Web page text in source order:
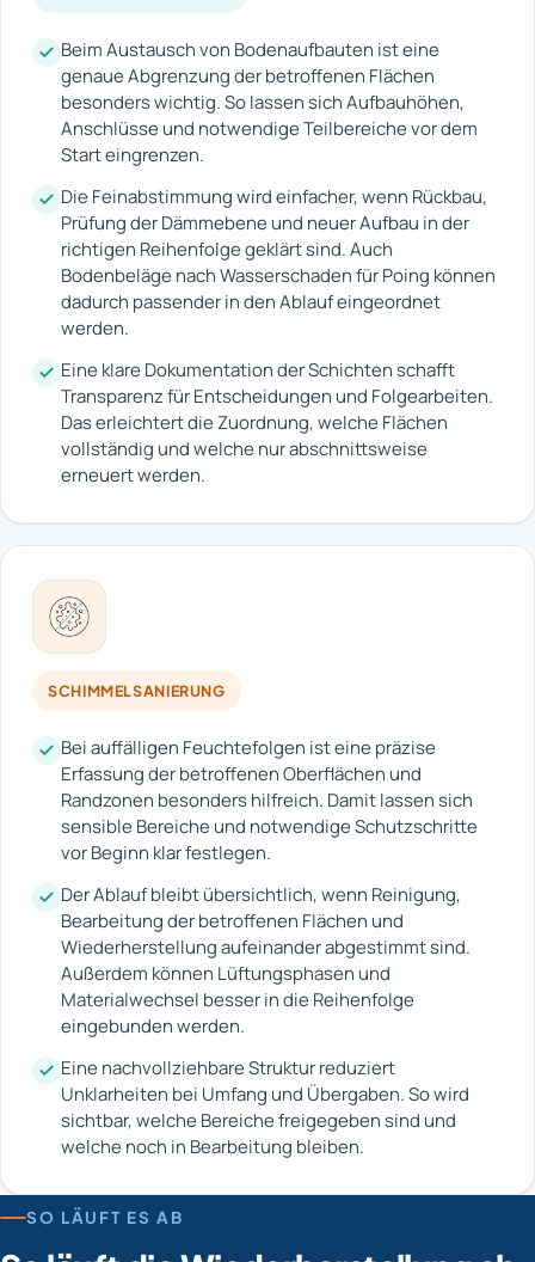
Beim Austausch von Bodenaufbauten ist eine
genaue Abgrenzung der betroffenen Flächen
besonders wichtig. So lassen sich Aufbauhöhen,
Anschlüsse und notwendige Teilbereiche vor dem
Start eingrenzen.
Die Feinabstimmung wird einfacher, wenn Rückbau,
Prüfung der Dämmebene und neuer Aufbau in der
richtigen Reihenfolge geklärt sind. Auch
Bodenbeläge nach Wasserschaden für Poing können
dadurch passender in den Ablauf eingeordnet
werden.
Eine klare Dokumentation der Schichten schafft
Transparenz für Entscheidungen und Folgearbeiten.
Das erleichtert die Zuordnung, welche Flächen
vollständig und welche nur abschnittsweise
erneuert werden.
SCHIMMELSANIERUNG
Bei auffälligen Feuchtefolgen ist eine präzise
Erfassung der betroffenen Oberflächen und
Randzonen besonders hilfreich. Damit lassen sich
sensible Bereiche und notwendige Schutzschritte
vor Beginn klar festlegen.
Der Ablauf bleibt übersichtlich, wenn Reinigung,
Bearbeitung der betroffenen Flächen und
Wiederherstellung aufeinander abgestimmt sind.
Außerdem können Lüftungsphasen und
Materialwechsel besser in die Reihenfolge
eingebunden werden.
Eine nachvollziehbare Struktur reduziert
Unklarheiten bei Umfang und Übergaben. So wird
sichtbar, welche Bereiche freigegeben sind und
welche noch in Bearbeitung bleiben.
SO LÄUFT ES AB